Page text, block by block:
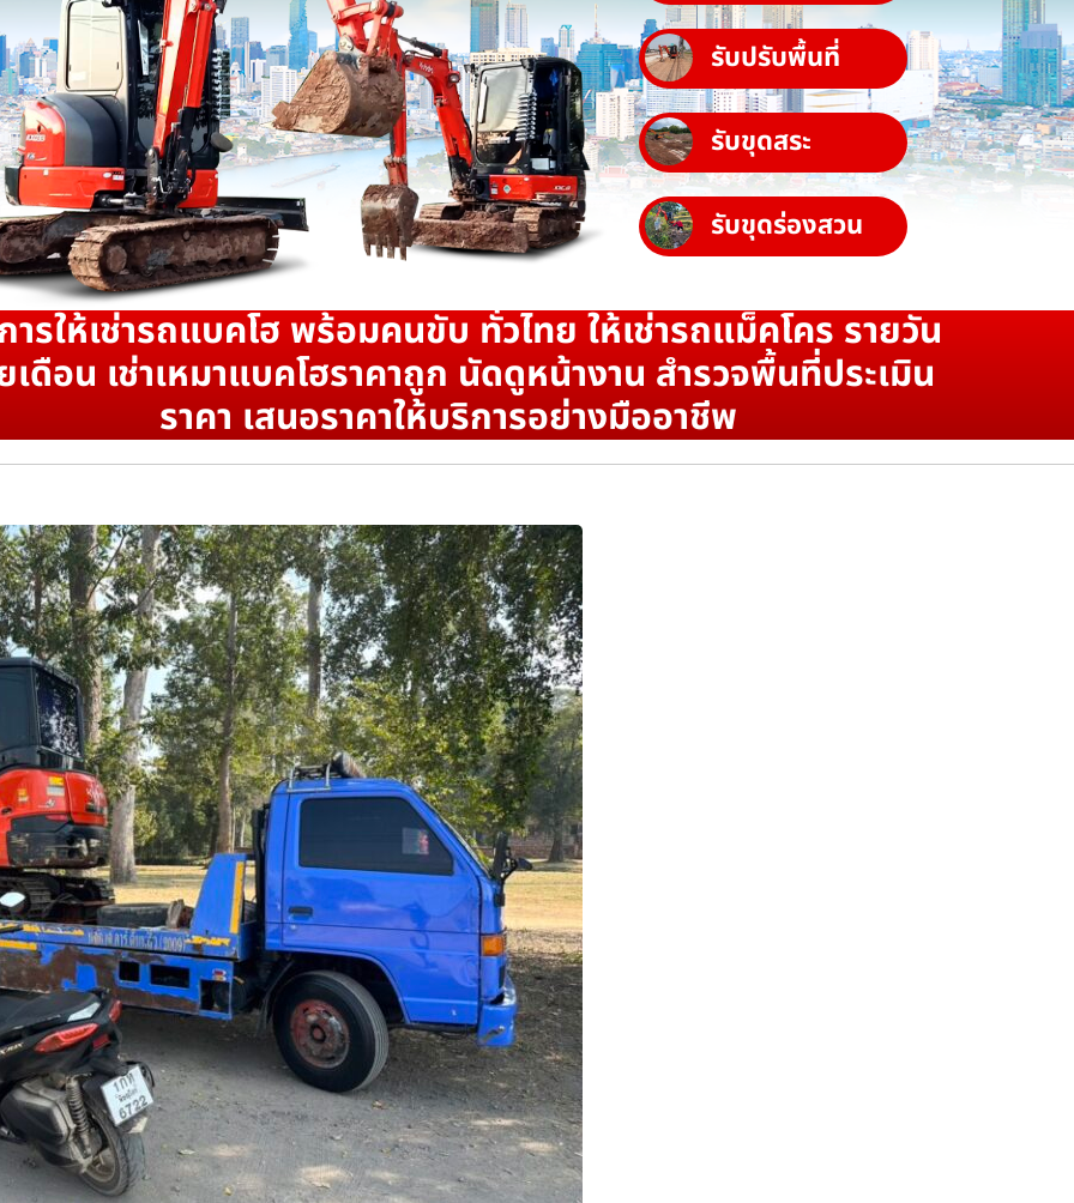
รับปรับพื้นที่
รับขุดสระ
รับขุดร่องสวน
ารให้เช่ารถแบคโฮ พร้อมคนขับ ทั่วไทย ให้เช่ารถแม็คโคร รายวัน
เดือน เช่าเหมาแบคโฮราคาถูก นัดดูหน้างาน สำรวจพื้นที่ประเมิน
ราคา เสนอราคาให้บริการอย่างมืออาชีพ